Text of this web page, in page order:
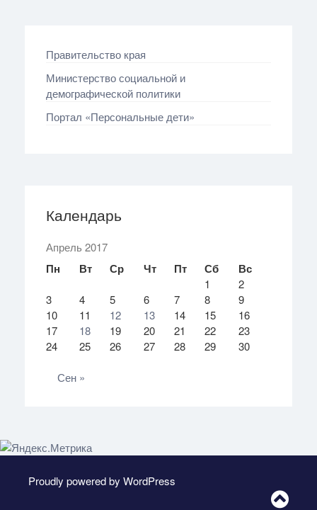
Правительство края
Министерство социальной и
демографической политики
Портал «Персональные дети»
Календарь
Апрель 2017
Пн Вт Ср Чт Пт Сб Вс
1
2
3
4 5 6 7 8
9
10
11 12 13 14 15
16
17
18 19 20 21 22
23
24
25 26 27 28 29 30
Сен »
Proudly powered by WordPress